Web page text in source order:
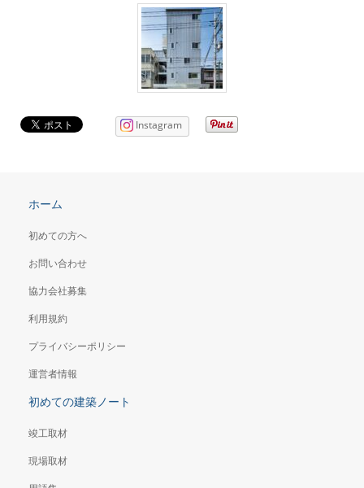
Instagram
ホーム
初めての方へ
お問い合わせ
協力会社募集
利用規約
プライバシーポリシー
運営者情報
初めての建築ノート
竣工取材
現場取材